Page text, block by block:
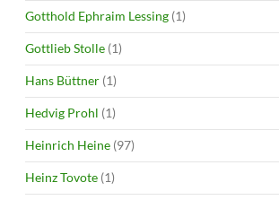
Gotthold Ephraim Lessing (1)
Gottlieb Stolle (1)
Hans Büttner (1)
Hedvig Prohl (1)
Heinrich Heine (97)
Heinz Tovote (1)